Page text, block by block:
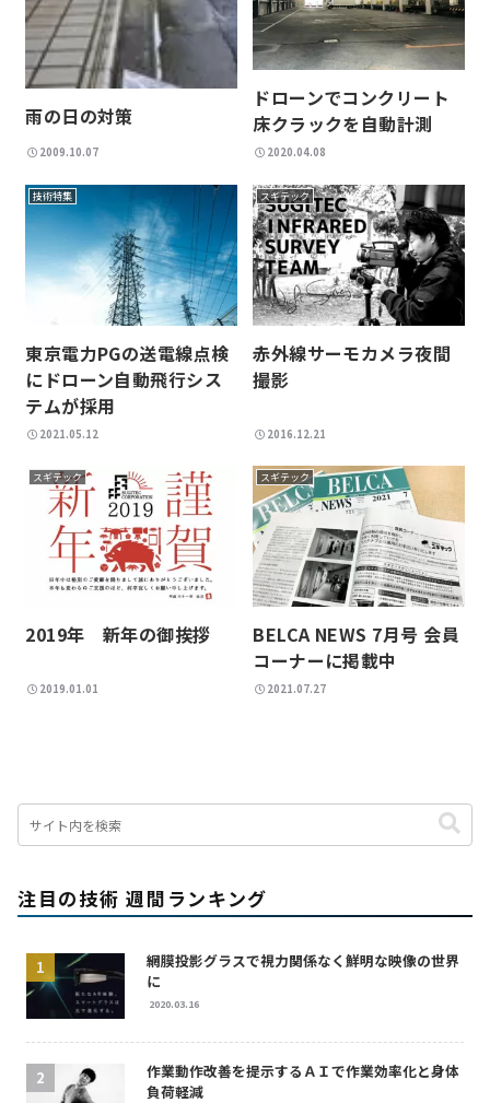
雨の日の対策
2009.10.07
ドローンでコンクリート
床クラックを自動計測
2020.04.08
技術特集
東京電力PGの送電線点検
にドローン自動飛行シス
テムが採用
2021.05.12
スギテック
赤外線サーモカメラ夜間
撮影
2016.12.21
スギテック
2019年 新年の御挨拶
2019.01.01
スギテック
BELCA NEWS 7月号 会員
コーナーに掲載中
2021.07.27
注目の技術 週間ランキング
網膜投影グラスで視力関係なく鮮明な映像の世界
に
2020.03.16
作業動作改善を提示するＡＩで作業効率化と身体
負荷軽減